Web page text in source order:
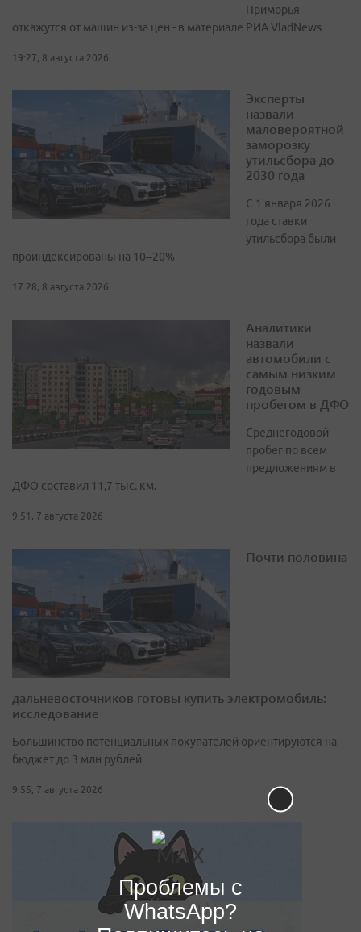
Приморья
откажутся от машин из-за цен - в материале РИА VladNews
19:27, 8 августа 2026
Эксперты
назвали
маловероятной
заморозку
утильсбора до
2030 года
С 1 января 2026
года ставки
утильсбора были
проиндексированы на 10–20%
17:28, 8 августа 2026
Аналитики
назвали
автомобили с
самым низким
годовым
пробегом в ДФО
Среднегодовой
пробег по всем
предложениям в
ДФО составил 11,7 тыс. км.
9:51, 7 августа 2026
Почти половина
дальневосточников готовы купить электромобиль:
исследование
Большинство потенциальных покупателей ориентируются на
бюджет до 3 млн рублей
9:55, 7 августа 2026
Проблемы с
WhatsApp?